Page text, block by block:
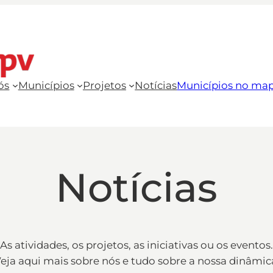
Municípios Projetos NotíciasMunicípios no
Notícias
As atividades, os projetos, as iniciativas ou os eventos.
aqui mais sobre nós e tudo sobre a nossa